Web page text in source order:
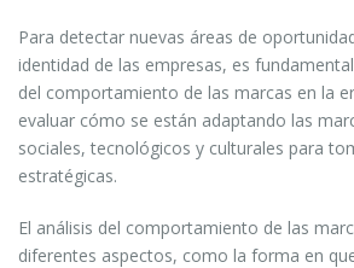
Para detectar nuevas áreas de
identidad de las empresas, es
del comportamiento de las marcas en la
evaluar cómo se están adaptando las
sociales, tecnológicos y culturales para
estratégicas.
El análisis del comportamiento de las
diferentes aspectos, como la forma en